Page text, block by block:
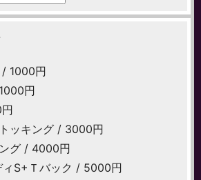
/ 1000円
円
ッキング / 3000円
グ / 4000円
S+Ｔバック / 5000円